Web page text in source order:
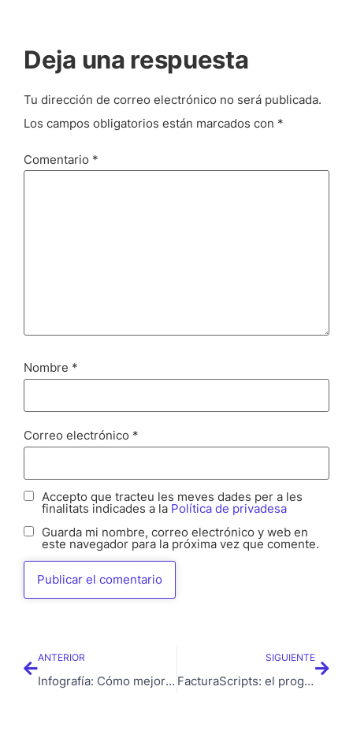
Deja una respuesta
Tu dirección de correo electrónico no será publicada.
Los campos obligatorios están marcados con *
Comentario *
Nombre *
Correo electrónico *
Accepto que tracteu les meves dades per a les
finalitats indicades a la Política de privadesa
Guarda mi nombre, correo electrónico y web en
este navegador para la próxima vez que comente.
ANTERIOR
Infografía: Cómo mejorar la velocidad de una web en 5 pasos
SIGUIENTE
FacturaScripts: el programa de facturación y gestión para tu negocio